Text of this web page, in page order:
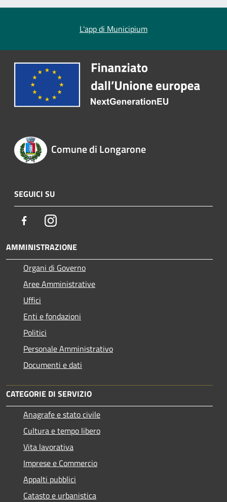
L'app di Municipium
Comune di Longarone
SEGUICI SU
FacebookInstagram
AMMINISTRAZIONE
Organi di Governo
Aree Amministrative
Uffici
Enti e fondazioni
Politici
Personale Amministrativo
Documenti e dati
CATEGORIE DI SERVIZIO
Anagrafe e stato civile
Cultura e tempo libero
Vita lavorativa
Imprese e Commercio
Appalti pubblici
Catasto e urbanistica